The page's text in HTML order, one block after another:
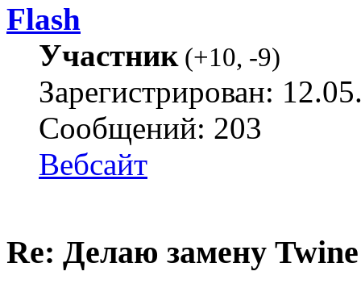
Flash
Участник(+10, -9)
Зарегистрирован:
Сообщений: 203
Вебсайт
Re: Делаю замену